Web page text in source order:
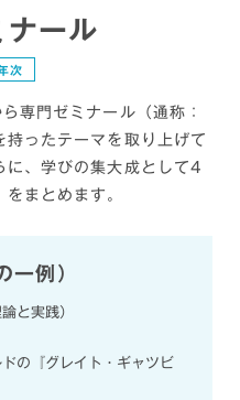
ナール
次
専門ゼミナール（通称：
ったテーマを取り上げて
に、学びの集大成として4
まとめます。
一例）
と実践）
の『グレイト・ギャツビ